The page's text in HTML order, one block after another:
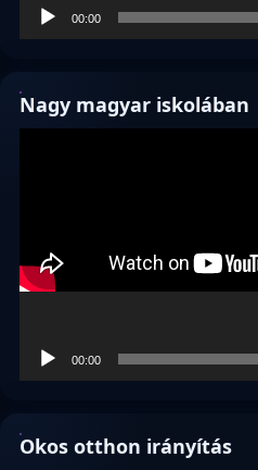
00:00
Nagy magyar iskolában
00:00
Okos otthon irányítás